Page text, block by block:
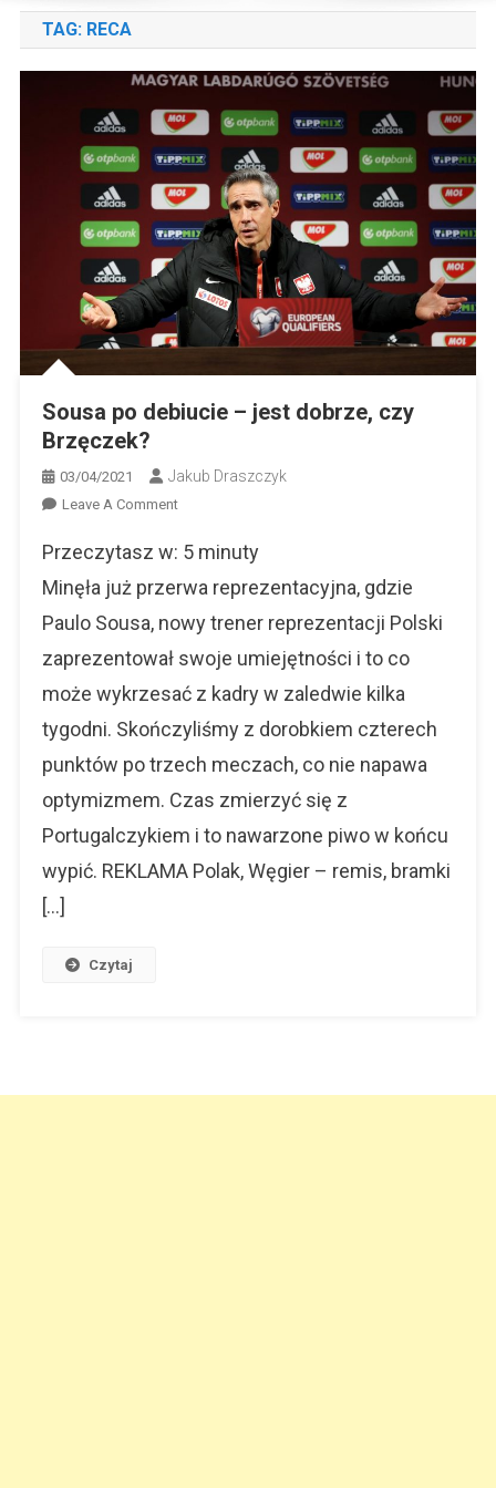
TAG: RECA
Sousa po debiucie – jest dobrze, czy
Brzęczek?
03/04/2021 Jakub Draszczyk
Leave A CommentOn
Po
Jest
Dobrze,
Brzęczek?
Przeczytasz w: 5 minuty
Minęła już przerwa reprezentacyjna, gdzie
Paulo Sousa, nowy trener reprezentacji Polski
zaprezentował swoje umiejętności i to co
może wykrzesać z kadry w zaledwie kilka
tygodni. Skończyliśmy z dorobkiem czterech
punktów po trzech meczach, co nie napawa
optymizmem. Czas zmierzyć się z
Portugalczykiem i to nawarzone piwo w końcu
wypić. REKLAMA Polak, Węgier – remis, bramki
[…]
Czytaj